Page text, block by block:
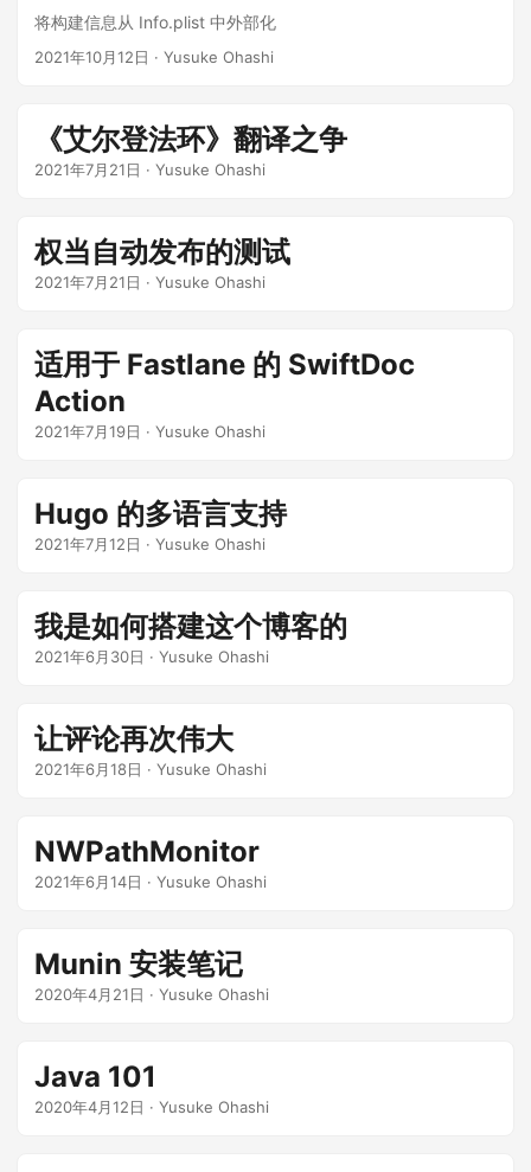
将构建信息从 Info.plist 中外部化
2021年10月12日 · Yusuke Ohashi
《艾尔登法环》翻译之争
2021年7月21日 · Yusuke Ohashi
权当自动发布的测试
2021年7月21日 · Yusuke Ohashi
适用于 Fastlane 的 SwiftDoc
Action
2021年7月19日 · Yusuke Ohashi
Hugo 的多语言支持
2021年7月12日 · Yusuke Ohashi
我是如何搭建这个博客的
2021年6月30日 · Yusuke Ohashi
让评论再次伟大
2021年6月18日 · Yusuke Ohashi
NWPathMonitor
2021年6月14日 · Yusuke Ohashi
Munin 安装笔记
2020年4月21日 · Yusuke Ohashi
Java 101
2020年4月12日 · Yusuke Ohashi